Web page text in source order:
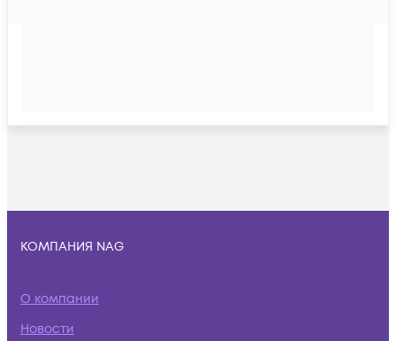
КОМПАНИЯ NAG
О компании
Новости